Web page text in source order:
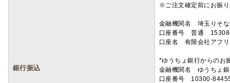
銀行振込
※ご注文確定前にお振
金融機関名 埼玉りそ
口座番号 普通
口座名 有限会社アフ
*ゆうちょ銀行からのお
金融機関名 ゆうちょ
口座番号 10300-